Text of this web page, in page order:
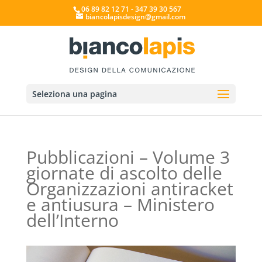
06 89 82 12 71 - 347 39 30 567
biancolapisdesign@gmail.com
Seleziona una pagina
Pubblicazioni – Volume 3
giornate di ascolto delle
Organizzazioni antiracket
e antiusura – Ministero
dell’Interno